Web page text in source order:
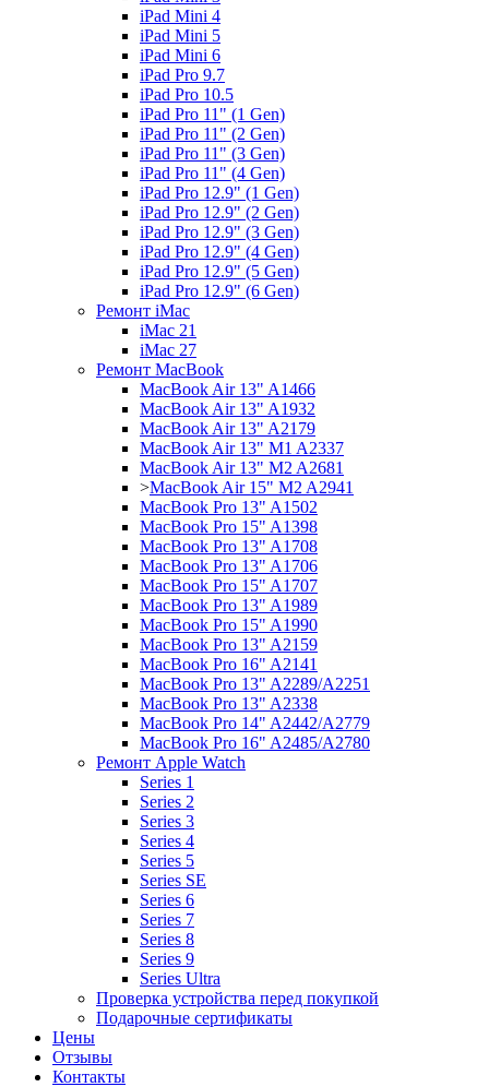
iPad Mini 4
iPad Mini 5
iPad Mini 6
iPad Pro 9.7
iPad Pro 10.5
iPad Pro 11" (1 Gen)
iPad Pro 11" (2 Gen)
iPad Pro 11" (3 Gen)
iPad Pro 11" (4 Gen)
iPad Pro 12.9" (1 Gen)
iPad Pro 12.9" (2 Gen)
iPad Pro 12.9" (3 Gen)
iPad Pro 12.9" (4 Gen)
iPad Pro 12.9" (5 Gen)
iPad Pro 12.9" (6 Gen)
Ремонт iMac
iMac 21
iMac 27
Ремонт MacBook
MacBook Air 13" A1466
MacBook Air 13" A1932
MacBook Air 13" A2179
MacBook Air 13" M1 A2337
MacBook Air 13" M2 A2681
>MacBook Air 15" M2 A2941
MacBook Pro 13" A1502
MacBook Pro 15" A1398
MacBook Pro 13" A1708
MacBook Pro 13" A1706
MacBook Pro 15" A1707
MacBook Pro 13" A1989
MacBook Pro 15" A1990
MacBook Pro 13" A2159
MacBook Pro 16" A2141
MacBook Pro 13" A2289/A2251
MacBook Pro 13" A2338
MacBook Pro 14" A2442/A2779
MacBook Pro 16" A2485/A2780
Ремонт Apple Watch
Series 1
Series 2
Series 3
Series 4
Series 5
Series SE
Series 6
Series 7
Series 8
Series 9
Series Ultra
Проверка устройства перед покупкой
Подарочные сертификаты
Цены
Отзывы
Контакты